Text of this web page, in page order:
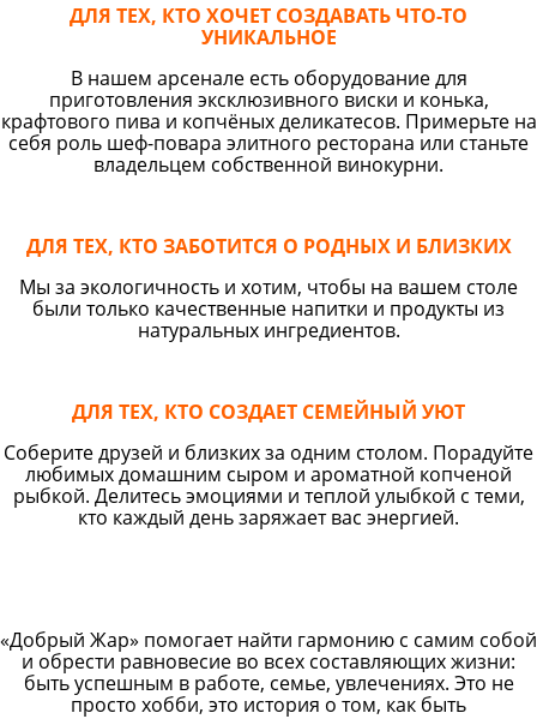
ДЛЯ ТЕХ, КТО ХОЧЕТ СОЗДАВАТЬ ЧТО-ТО
УНИКАЛЬНОЕ
В нашем арсенале есть оборудование для
приготовления эксклюзивного виски и конька,
крафтового пива и копчёных деликатесов. Примерьте на
себя роль шеф-повара элитного ресторана или станьте
владельцем собственной винокурни.
ДЛЯ ТЕХ, КТО ЗАБОТИТСЯ О РОДНЫХ И БЛИЗКИХ
Мы за экологичность и хотим, чтобы на вашем столе
были только качественные напитки и продукты из
натуральных ингредиентов.
ДЛЯ ТЕХ, КТО СОЗДАЕТ СЕМЕЙНЫЙ УЮТ
Соберите друзей и близких за одним столом. Порадуйте
любимых домашним сыром и ароматной копченой
рыбкой. Делитесь эмоциями и теплой улыбкой с теми,
кто каждый день заряжает вас энергией.
«Добрый Жар» помогает найти гармонию с самим собой
и обрести равновесие во всех составляющих жизни:
быть успешным в работе, семье, увлечениях. Это не
просто хобби, это история о том, как быть